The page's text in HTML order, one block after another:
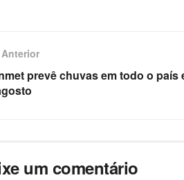
prevê chuvas em todo o país
um comentário